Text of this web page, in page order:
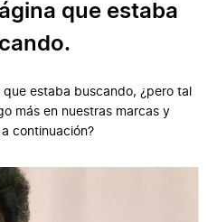
que estaba
estaba buscando, ¿pero tal
más en nuestras marcas y
continuación?